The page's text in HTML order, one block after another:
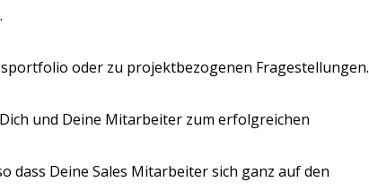
oder zu projektbezogenen Fragestellungen.
und Deine Mitarbeiter zum erfolgreichen
dass Deine Sales Mitarbeiter sich ganz auf den